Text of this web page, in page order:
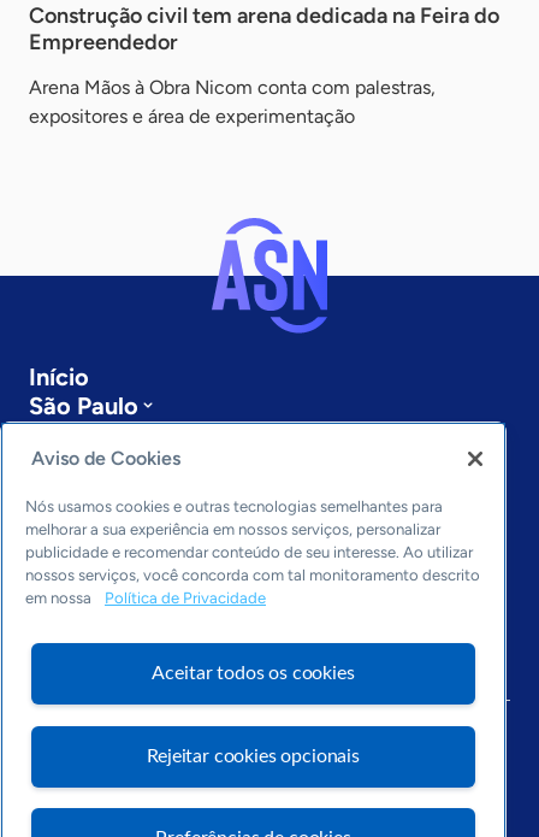
Construção civil tem arena dedicada na Feira do
Empreendedor
Arena Mãos à Obra Nicom conta com palestras,
expositores e área de experimentação
Início
São Paulo
Últimas notícias
Entre em contato
Editorias
Economia & Política
Inovação & Tecnologia
Dados
Aviso de Cookies
Nós usamos cookies e outras tecnologias semelhantes para
melhorar a sua experiência em nossos serviços, personalizar
publicidade e recomendar conteúdo de seu interesse. Ao utilizar
nossos serviços, você concorda com tal monitoramento descrito
em nossa
Política de Privacidade
Aceitar todos os cookies
Rejeitar cookies opcionais